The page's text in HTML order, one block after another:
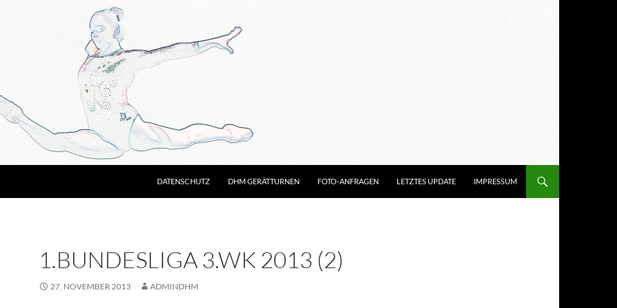
DATENSCHUTZ DHM GERÄTTURNEN FOTO-ANFRAGEN LETZTES UPDATE IMPRESSUM
1.BUNDESLIGA 3.WK 2013 (2)
27. NOVEMBER 2013 ADMINDHM